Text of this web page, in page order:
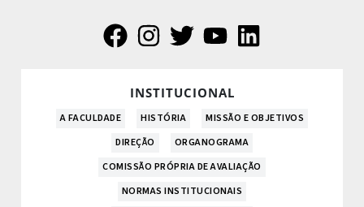
INSTITUCIONAL
A FACULDADE HISTÓRIA
MISSÃO E OBJETIVOS
DIREÇÃO
ORGANOGRAMA
COMISSÃO PRÓPRIA DE AVALIAÇÃO
NORMAS INSTITUCIONAIS